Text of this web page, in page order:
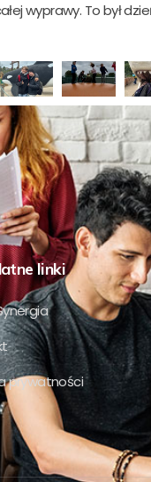
wyprawy. To był
linki
prywatności